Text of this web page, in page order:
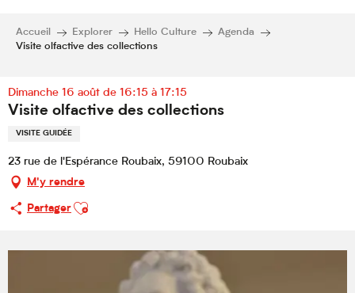
Accueil Explorer Hello Culture
Agenda
Visite olfactive des collections
Dimanche 16 août de 16:15 à 17:15
Visite olfactive des collections
VISITE GUIDÉE
23 rue de l'Espérance Roubaix, 59100 Roubaix
M'y rendre
Partager
Ajouter aux favoris